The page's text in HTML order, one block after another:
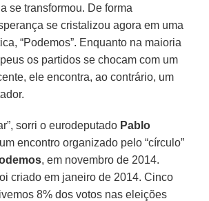
se transformou. De forma
se cristalizou agora em uma
“Podemos”. Enquanto na maioria
os partidos se chocam com um
ele encontra, ao contrário, um
sorri o eurodeputado Pablo
encontro organizado pelo “círculo”
, em novembro de 2014.
criado em janeiro de 2014. Cinco
8% dos votos nas eleições